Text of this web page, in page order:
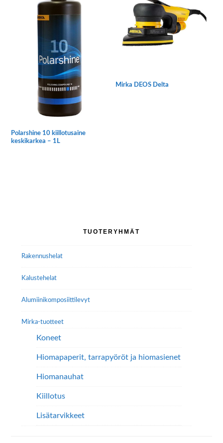
Polarshine 10 kiillotusaine
keskikarkea – 1L
Mirka DEOS Delta
TUOTERYHMÄT
Rakennushelat
Kalustehelat
Alumiini­komposiitti­levyt
Mirka-tuotteet
Koneet
Hiomapaperit, tarrapyöröt ja hiomasienet
Hiomanauhat
Kiillotus
Lisätarvikkeet